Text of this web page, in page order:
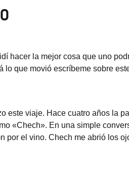
hacer la mejor cosa que uno
lo que movió escríbeme sobre
este viaje. Hace cuatro años la
«Chech». En una simple
por el vino. Chech me abrió los